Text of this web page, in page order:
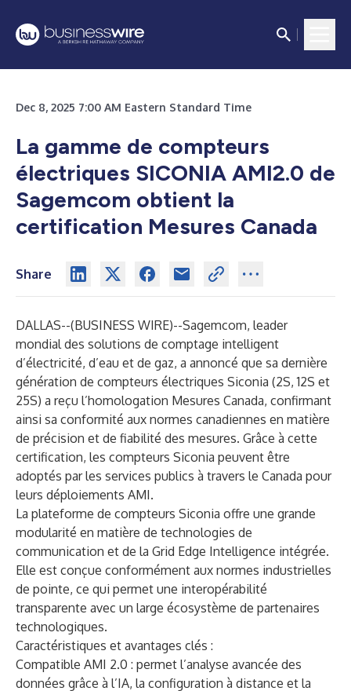
Dec 8, 2025 7:00 AM Eastern Standard Time
La gamme de compteurs
électriques SICONIA AMI2.0 de
Sagemcom obtient la
certification Mesures Canada
Share
DALLAS--(BUSINESS WIRE)--Sagemcom, leader
mondial des solutions de comptage intelligent
d’électricité, d’eau et de gaz, a annoncé que sa dernière
génération de compteurs électriques Siconia (2S, 12S et
25S) a reçu l’homologation Mesures Canada, confirmant
ainsi sa conformité aux normes canadiennes en matière
de précision et de fiabilité des mesures. Grâce à cette
certification, les compteurs Siconia peuvent être
adoptés par les services publics à travers le Canada pour
leurs déploiements AMI.
La plateforme de compteurs Siconia offre une grande
modularité en matière de technologies de
communication et de la Grid Edge Intelligence intégrée.
Elle est conçue conformément aux normes industrielles
de pointe, ce qui permet une interopérabilité
transparente avec un large écosystème de partenaires
technologiques.
Caractéristiques et avantages clés :
Compatible AMI 2.0 : permet l’analyse avancée des
données grâce à l’IA, la configuration à distance et la